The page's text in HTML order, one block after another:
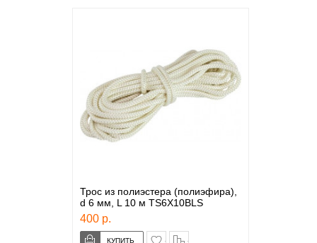
Трос из полиэстера (полиэфира),
d 6 мм, L 10 м TS6X10BLS
400 р.
в закладки